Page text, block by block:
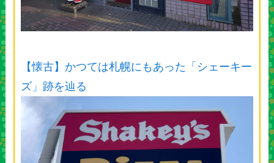
【懐古】かつては札幌にもあった「シェーキー
ズ」跡を辿る